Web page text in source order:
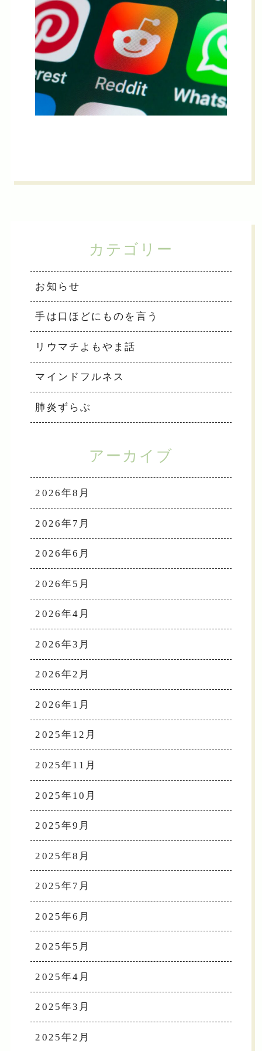
カテゴリー
お知らせ
手は口ほどにものを言う
リウマチよもやま話
マインドフルネス
肺炎ずらぶ
アーカイブ
2026年8月
2026年7月
2026年6月
2026年5月
2026年4月
2026年3月
2026年2月
2026年1月
2025年12月
2025年11月
2025年10月
2025年9月
2025年8月
2025年7月
2025年6月
2025年5月
2025年4月
2025年3月
2025年2月